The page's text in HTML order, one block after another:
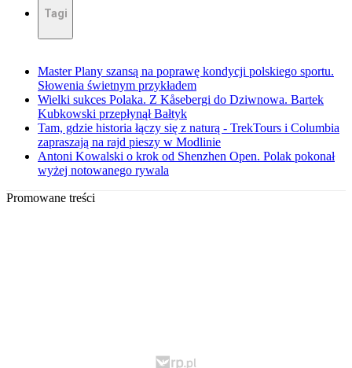
Tagi
Master Plany szansą na poprawę kondycji polskiego sportu.
Słowenia świetnym przykładem
Wielki sukces Polaka. Z Kåsebergi do Dziwnowa. Bartek
Kubkowski przepłynął Bałtyk
Tam, gdzie historia łączy się z naturą - TrekTours i Columbia
zapraszają na rajd pieszy w Modlinie
Antoni Kowalski o krok od Shenzhen Open. Polak pokonał
wyżej notowanego rywala
Promowane treści